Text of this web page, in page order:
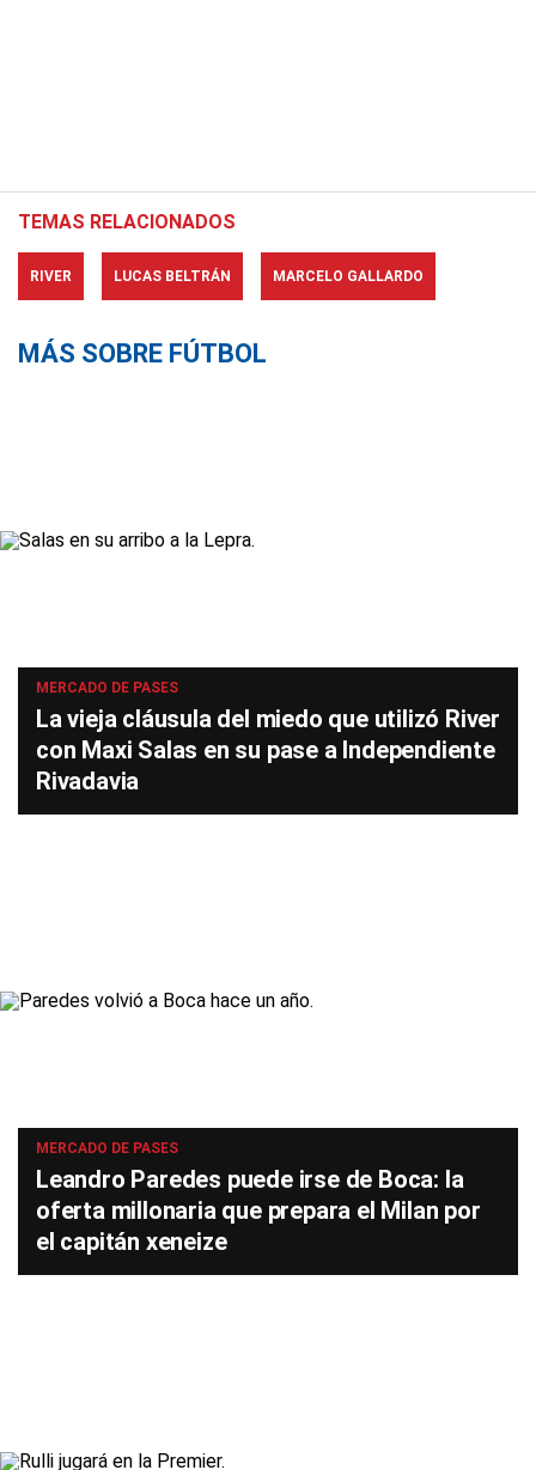
TEMAS RELACIONADOS
RIVER LUCAS BELTRÁN MARCELO GALLARDO
MÁS SOBRE FÚTBOL
MERCADO DE PASES
La vieja cláusula del miedo que utilizó River
con Maxi Salas en su pase a Independiente
Rivadavia
MERCADO DE PASES
Leandro Paredes puede irse de Boca: la
oferta millonaria que prepara el Milan por
el capitán xeneize